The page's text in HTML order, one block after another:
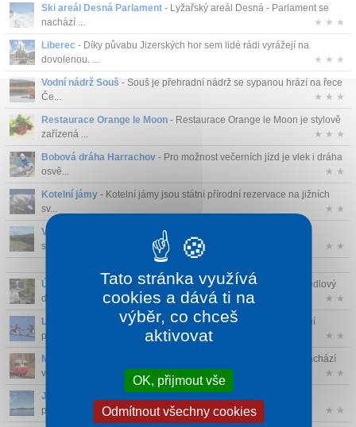
Ski areál Desná Parlament - Lyžařský areál Desná - Parlament se
nachází ...
★ ★ ★
Liberec - Díky půvabu Jizerských hor sem lidé rádi vyrážejí na
dovolenou. ...
★ ★ ★
Vodní nádrž Souš - Souš je přehradní nádrž se sypanou hrází na řece
Če...
★ ★ ★
Restaurace Orange le Moon - Restaurace Orange le Moon je stylově
zařízená ...
★ ★ ★
Bobová dráha Harrachov - Pro možnost večerních jízd je vlek i dráha
osvě...
★ ★
Kotelní jámy - Kotelní jámy jsou státní přírodní rezervace na jižních
sv...
★ ★
Vyhlídka Terezínka
- Terezínka je skalní vyhlídka na
severovýchodním úbo...
★ ★
Údolí Jedlový Důl s vodopády Jedlová- Přírodní rezervace Jedlový
dů...
★ ★
Lanové centrum Harrachov - Lanové centrum nabízí originální
prostředí pro...
★ ★
Muzeum ozubnicové dráhy
- Muzeum ozubnicové dráhy se nachází
v budově bý...
★ ★
Josefův Důl
především v ...
★ ★
Tato stránka využívá
cookies a dává ti na
výběr, co chceš
aktivovat
OK, přijmout vše
Odmítnout všechny cookies